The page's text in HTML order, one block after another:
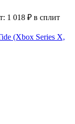
1 018 ₽ в сплит
(Xbox Series X,